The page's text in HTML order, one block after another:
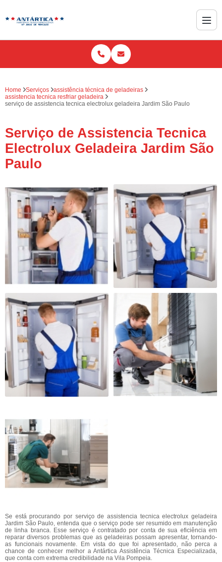
Home Serviços
assistência técnica de geladeiras
assistencia tecnica resfriar geladeira
serviço de assistencia tecnica electrolux geladeira Jardim São Paulo
Serviço de Assistencia Tecnica
Electrolux Geladeira Jardim São
Paulo
Se está procurando por serviço de assistencia tecnica electrolux geladeira
Jardim São Paulo, entenda que o serviço pode ser resumido em manutenção
de linha branca. Esse serviço é contratado por conta de sua eficiência em
reparar diversos problemas que as geladeiras possam apresentar, tornando-
as funcionais novamente. Em vista do que foi apresentado, não perca a
chance de conhecer melhor a Antártica Assistência Técnica Especializada,
que conta com extrema credibilidade na Vila Pompeia.